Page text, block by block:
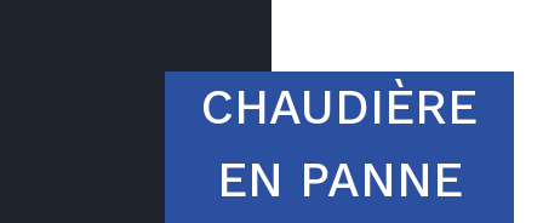
CHAUDIÈRE
EN PANNE